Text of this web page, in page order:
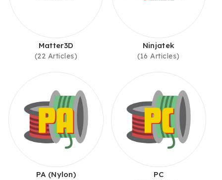
Matter3D
(22 Articles)
Ninjatek
(16 Articles)
PA (Nylon) PC